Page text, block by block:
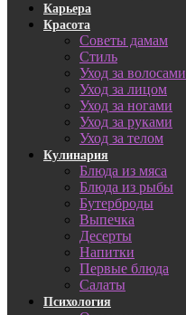
Карьера
Красота
Советы дамам
Стиль
Уход за волосами
Уход за лицом
Уход за ногами
Уход за руками
Уход за телом
Кулинария
Блюда из мяса
Блюда из рыбы
Бутерброды
Выпечка
Десерты
Напитки
Первые блюда
Салаты
Психология